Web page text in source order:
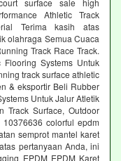
surface sale high
Athletic Track
Terima kasih atas
olahraga Semua Cuaca
Track Race Track.
Systems Untuk
track surface athletic
& eksportir Beli Rubber
Untuk Jalur Atletik
Track Surface, Outdoor
colorful epdm
semprot mantel karet
pertanyaan Anda, ini
EPDM EPDM Karet